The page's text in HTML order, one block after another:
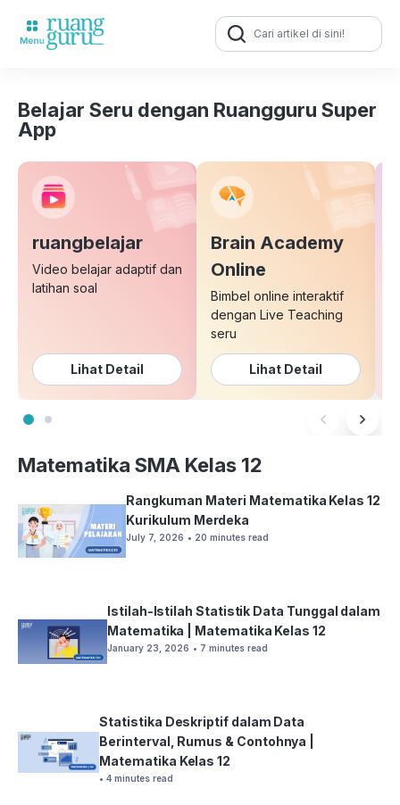
Search
for:
Belajar Seru dengan Ruangguru Super
App
ruangbelajar
Video belajar adaptif dan
latihan soal
Lihat Detail
Brain Academy
Online
Bimbel online interaktif
dengan Live Teaching
seru
Lihat Detail
Matematika SMA Kelas 12
Rangkuman Materi Matematika Kelas 12
Kurikulum Merdeka
July 7, 2026 • 20 minutes read
Istilah-Istilah Statistik Data Tunggal dalam
Matematika | Matematika Kelas 12
January 23, 2026 • 7 minutes read
Statistika Deskriptif dalam Data
Berinterval, Rumus & Contohnya |
Matematika Kelas 12
• 4 minutes read